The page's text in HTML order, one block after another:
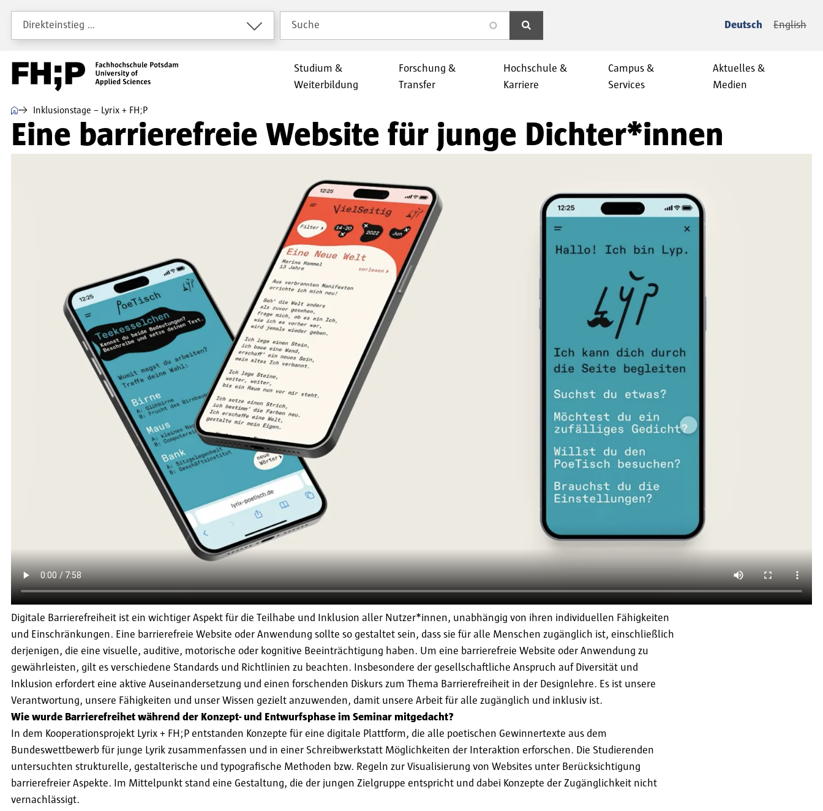
Direkt zum Inhalt
Direkt zur Hauptnavigation
Direkt zum Fußbereich
Direkteinstieg …
Suche
search Deutsch English
Studium &
Weiterbildung
Forschung &
Transfer
Hochschule &
Karriere
Campus &
Services
Aktuelles &
Medien
⌂ Inklusionstage – Lyrix + FH;P
Eine barrierefreie Website für junge Dichter*innen
Digitale Barrierefreiheit ist ein wichtiger Aspekt für die Teilhabe und Inklusion aller Nutzer*innen, unabhängig von ihren individuellen Fähigkeiten
und Einschränkungen. Eine barrierefreie Website oder Anwendung sollte so gestaltet sein, dass sie für alle Menschen zugänglich ist, einschließlich
derjenigen, die eine visuelle, auditive, motorische oder kognitive Beeinträchtigung haben. Um eine barrierefreie Website oder Anwendung zu
gewährleisten, gilt es verschiedene Standards und Richtlinien zu beachten. Insbesondere der gesellschaftliche Anspruch auf Diversität und
Inklusion erfordert eine aktive Auseinandersetzung und einen forschenden Diskurs zum Thema Barrierefreiheit in der Designlehre. Es ist unsere
Verantwortung, unsere Fähigkeiten und unser Wissen gezielt anzuwenden, damit unsere Arbeit für alle zugänglich und inklusiv ist.
Wie wurde Barrierefreihet während der Konzept- und Entwurfsphase im Seminar mitgedacht?
In dem Kooperationsprojekt Lyrix + FH;P entstanden Konzepte für eine digitale Plattform, die alle poetischen Gewinnertexte aus dem
Bundeswettbewerb für junge Lyrik zusammenfassen und in einer Schreibwerkstatt Möglichkeiten der Interaktion erforschen. Die Studierenden
untersuchten strukturelle, gestalterische und typografische Methoden bzw. Regeln zur Visualisierung von Websites unter Berücksichtigung
barrierefreier Aspekte. Im Mittelpunkt stand eine Gestaltung, die der jungen Zielgruppe entspricht und dabei Konzepte der Zugänglichkeit nicht
vernachlässigt.